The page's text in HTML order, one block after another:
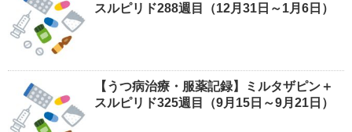
スルピリド288週目（12月31日～1月6日）
【うつ病治療・服薬記録】ミルタザピン＋
スルピリド325週目（9月15日～9月21日）